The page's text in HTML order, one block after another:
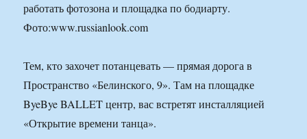
работать фотозона и площадка по бодиарту.
Фото:www.russianlook.com
Тем, кто захочет потанцевать — прямая дорога в
Пространство «Белинского, 9». Там на площадке
ByeBye BALLET центр, вас встретят инсталляцией
«Открытие времени танца».